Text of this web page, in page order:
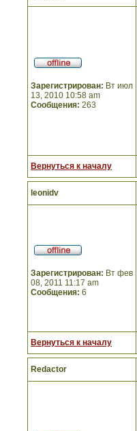
Зарегистрирован: Вт июл
13, 2010 10:58 am
Сообщения: 263
Вернуться к началу
leonidv
Зарегистрирован: Вт фев
08, 2011 11:17 am
Сообщения: 6
Вернуться к началу
Redactor